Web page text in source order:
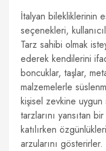
İtalyan bilekliklerinin
seçenekleri,
Tarz sahibi olmak
ederek kendilerini
boncuklar, taşlar,
malzemelerle
kişisel zevkine
tarzlarını yansıtan
katılırken
arzularını gösterirler.